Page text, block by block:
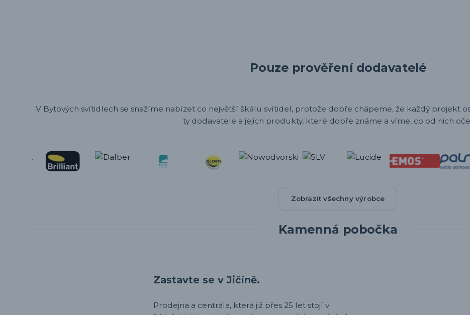
Pouze prověření dodavatelé
V Bytových svítidlech se snažíme nabízet co největší škálu svítidel, protože dobře chápeme, že každý projekt
ty dodavatele a jejich produkty, které dobře známe a víme, co od nich
Zobrazit všechny výrobce
Kamenná pobočka
Zastavte se v Jičíně.
Prodejna a centrála, která již přes 25 let stojí v